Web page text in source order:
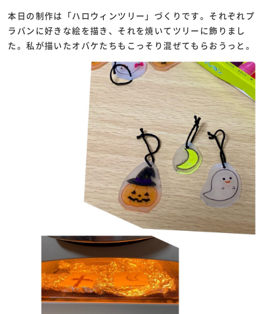
本日の制作は「ハロウィンツリー」づくりです。それぞれプ
ラバンに好きな絵を描き、それを焼いてツリーに飾りまし
た。私が描いたオバケたちもこっそり混ぜてもらおうっと。